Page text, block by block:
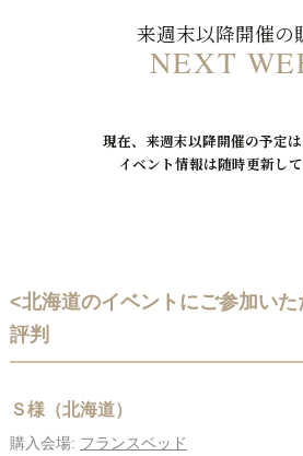
来週末以降開催の
NEXT
現在、来週末以降開催の予定
イベント情報は随時更新して
<北海道のイベントにご参加いた
評判
Ｓ様（北海道）
購入会場: フランスベッド